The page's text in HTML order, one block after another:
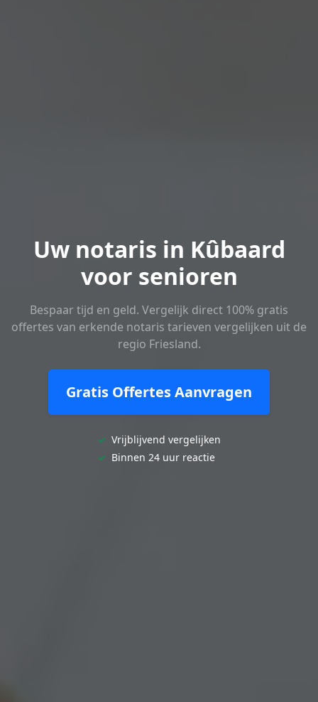
Uw notaris in Kûbaard
voor senioren
Bespaar tijd en geld. Vergelijk direct 100% gratis
offertes van erkende notaris tarieven vergelijken uit de
regio Friesland.
Gratis Offertes Aanvragen
✓ Vrijblijvend vergelijken
✓ Binnen 24 uur reactie